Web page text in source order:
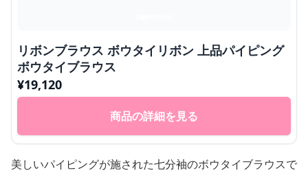
リボンブラウス ボウタイリボン 上品パイピング
ボウタイブラウス
¥19,120
商品の詳細を見る
美しいパイピングが施された七分袖のボウタイブラウスで